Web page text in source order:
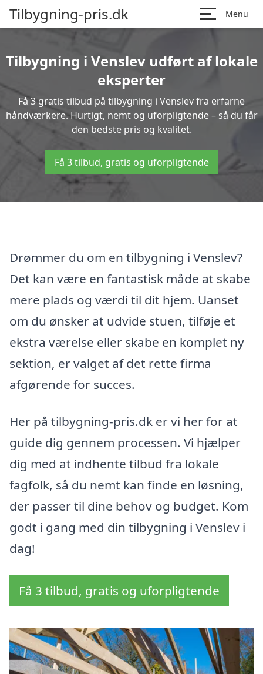
Tilbygning-pris.dk Menu
Tilbygning i Venslev udført af lokale
eksperter
Få 3 gratis tilbud på tilbygning i Venslev fra erfarne
håndværkere. Hurtigt, nemt og uforpligtende – så du får
den bedste pris og kvalitet.
Få 3 tilbud, gratis og uforpligtende
Drømmer du om en tilbygning i Venslev?
Det kan være en fantastisk måde at skabe
mere plads og værdi til dit hjem. Uanset
om du ønsker at udvide stuen, tilføje et
ekstra værelse eller skabe en komplet ny
sektion, er valget af det rette firma
afgørende for succes.
Her på tilbygning-pris.dk er vi her for at
guide dig gennem processen. Vi hjælper
dig med at indhente tilbud fra lokale
fagfolk, så du nemt kan finde en løsning,
der passer til dine behov og budget. Kom
godt i gang med din tilbygning i Venslev i
dag!
Få 3 tilbud, gratis og uforpligtende